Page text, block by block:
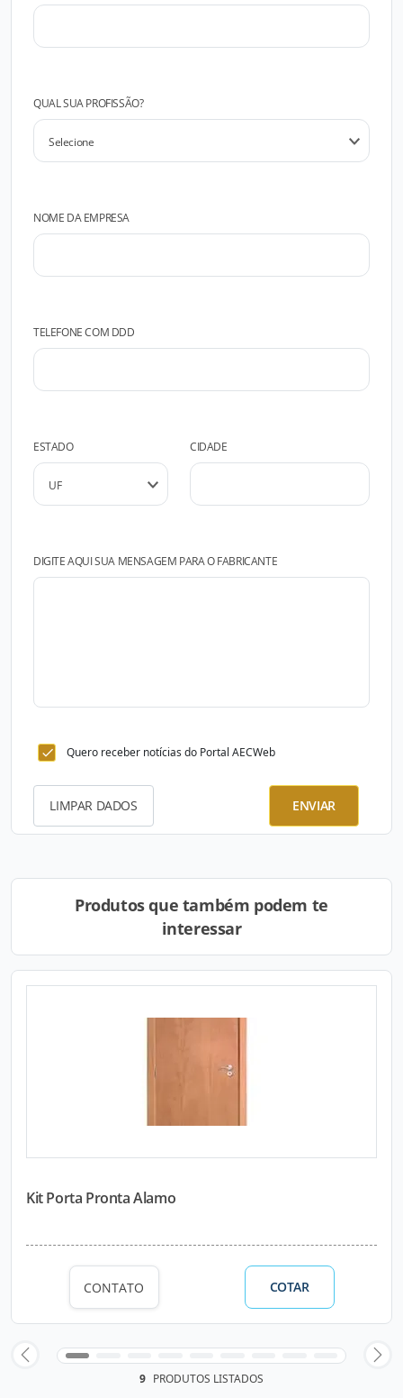
QUAL SUA PROFISSÃO?
NOME DA EMPRESA
TELEFONE COM DDD
ESTADO CIDADE
DIGITE AQUI SUA MENSAGEM PARA O FABRICANTE
Quero receber notícias do Portal AECWeb
LIMPAR DADOS ENVIAR
Produtos que também podem te
interessar
Kit Porta Pronta Alamo
CONTATO COTAR
9 PRODUTOS LISTADOS